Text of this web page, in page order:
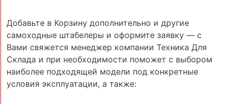
Добавьте в Корзину дополнительно и другие
самоходные штабелеры и оформите заявку — с
Вами свяжется менеджер компании Техника Для
Склада и при необходимости поможет с выбором
наиболее подходящей модели под конкретные
условия эксплуатации, а также: